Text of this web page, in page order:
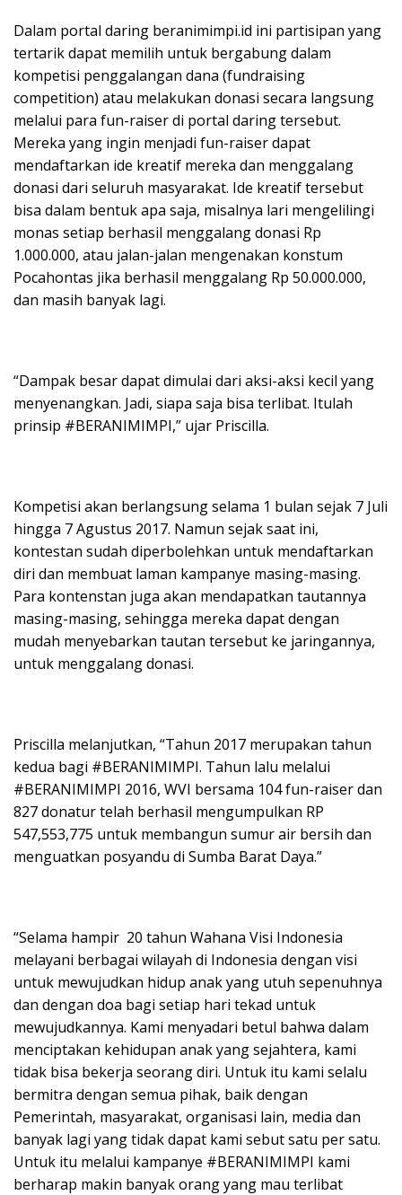
Dalam portal daring beranimimpi.id ini partisipan yang
tertarik dapat memilih untuk bergabung dalam
kompetisi penggalangan dana (fundraising
competition) atau melakukan donasi secara langsung
melalui para fun-raiser di portal daring tersebut.
Mereka yang ingin menjadi fun-raiser dapat
mendaftarkan ide kreatif mereka dan menggalang
donasi dari seluruh masyarakat. Ide kreatif tersebut
bisa dalam bentuk apa saja, misalnya lari mengelilingi
monas setiap berhasil menggalang donasi Rp
1.000.000, atau jalan-jalan mengenakan konstum
Pocahontas jika berhasil menggalang Rp 50.000.000,
dan masih banyak lagi.
“Dampak besar dapat dimulai dari aksi-aksi kecil yang
menyenangkan. Jadi, siapa saja bisa terlibat. Itulah
prinsip #BERANIMIMPI,” ujar Priscilla.
Kompetisi akan berlangsung selama 1 bulan sejak 7 Juli
hingga 7 Agustus 2017. Namun sejak saat ini,
kontestan sudah diperbolehkan untuk mendaftarkan
diri dan membuat laman kampanye masing-masing.
Para kontenstan juga akan mendapatkan tautannya
masing-masing, sehingga mereka dapat dengan
mudah menyebarkan tautan tersebut ke jaringannya,
untuk menggalang donasi.
Priscilla melanjutkan, “Tahun 2017 merupakan tahun
kedua bagi #BERANIMIMPI. Tahun lalu melalui
#BERANIMIMPI 2016, WVI bersama 104 fun-raiser dan
827 donatur telah berhasil mengumpulkan RP
547,553,775 untuk membangun sumur air bersih dan
menguatkan posyandu di Sumba Barat Daya.”
“Selama hampir 20 tahun Wahana Visi Indonesia
melayani berbagai wilayah di Indonesia dengan visi
untuk mewujudkan hidup anak yang utuh sepenuhnya
dan dengan doa bagi setiap hari tekad untuk
mewujudkannya. Kami menyadari betul bahwa dalam
menciptakan kehidupan anak yang sejahtera, kami
tidak bisa bekerja seorang diri. Untuk itu kami selalu
bermitra dengan semua pihak, baik dengan
Pemerintah, masyarakat, organisasi lain, media dan
banyak lagi yang tidak dapat kami sebut satu per satu.
Untuk itu melalui kampanye #BERANIMIMPI kami
berharap makin banyak orang yang mau terlibat